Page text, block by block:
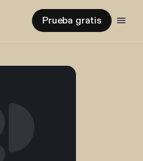
Prueba gratis